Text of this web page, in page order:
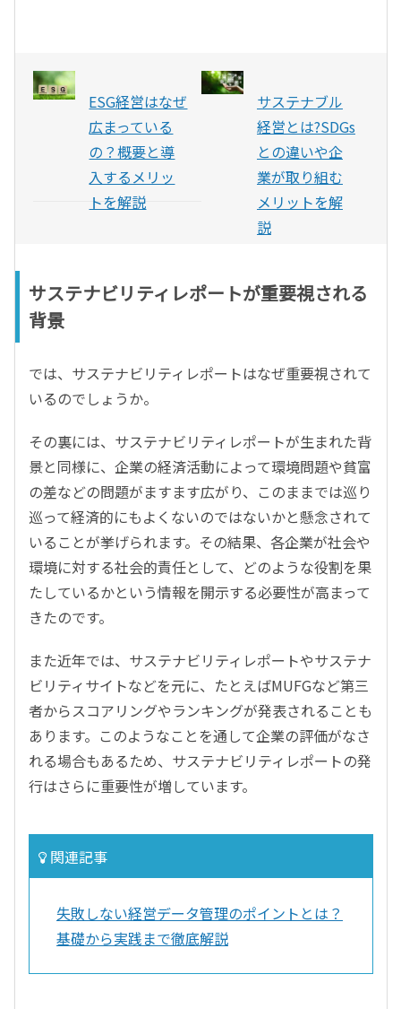
ESG経営はなぜ
広まっている
の？概要と導
入するメリッ
トを解説
サステナブル
経営とは?SDGs
との違いや企
業が取り組む
メリットを解
説
サステナビリティレポートが重要視される
背景
では、サステナビリティレポートはなぜ重要視されて
いるのでしょうか。
その裏には、サステナビリティレポートが生まれた背
景と同様に、企業の経済活動によって環境問題や貧富
の差などの問題がますます広がり、このままでは巡り
巡って経済的にもよくないのではないかと懸念されて
いることが挙げられます。その結果、各企業が社会や
環境に対する社会的責任として、どのような役割を果
たしているかという情報を開示する必要性が高まって
きたのです。
また近年では、サステナビリティレポートやサステナ
ビリティサイトなどを元に、たとえばMUFGなど第三
者からスコアリングやランキングが発表されることも
あります。このようなことを通して企業の評価がなさ
れる場合もあるため、サステナビリティレポートの発
行はさらに重要性が増しています。
関連記事
失敗しない経営データ管理のポイントとは？
基礎から実践まで徹底解説